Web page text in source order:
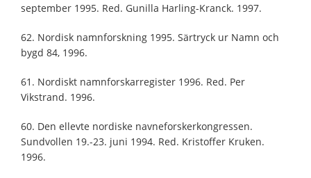
september 1995. Red. Gunilla Harling-Kranck. 1997.
62. Nordisk namnforskning 1995. Särtryck ur Namn och
bygd 84, 1996.
61. Nordiskt namnforskarregister 1996. Red. Per
Vikstrand. 1996.
60. Den ellevte nordiske navneforskerkongressen.
Sundvollen 19.-23. juni 1994. Red. Kristoffer Kruken.
1996.